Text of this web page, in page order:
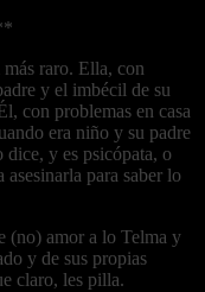
raro. Ella, con
y el imbécil de su
con problemas en casa
era niño y su padre
dice, y es psicópata, o
para saber lo
(no) amor a lo Telma y
y de sus propias
claro, les pilla.